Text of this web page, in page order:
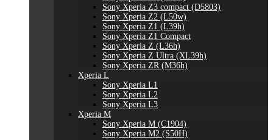
Sony Xperia Z3 compact (D5803)
Sony Xperia Z2 (L50w)
Sony Xperia Z1 (L39h)
Sony Xperia Z1 Compact
Sony Xperia Z (L36h)
Sony Xperia Z Ultra (XL39h)
Sony Xperia ZR (M36h)
Xperia L
Sony Xperia L1
Sony Xperia L2
Sony Xperia L3
Xperia M
Sony Xperia M (C1904)
Sony Xperia M2 (S50H)